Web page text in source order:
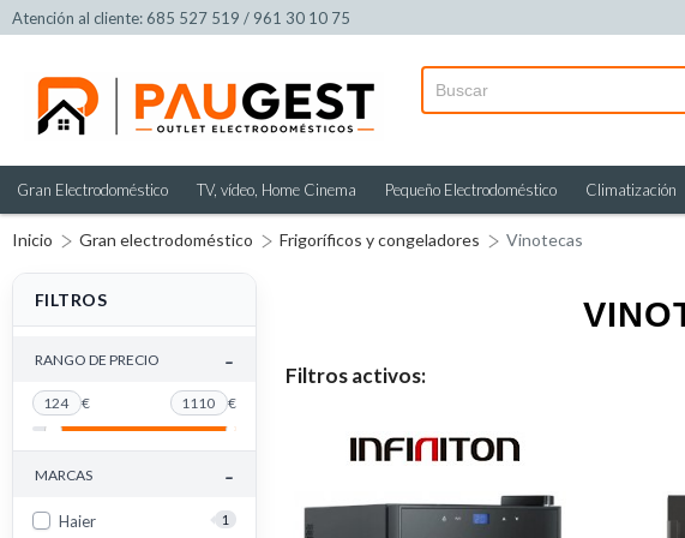
Atención al cliente: 685 527 519 / 961 30 10 75
Gran Electrodoméstico TV, vídeo, Home Cinema Pequeño Electrodoméstico Climatización
Inicio Gran electrodoméstico Frigoríficos y congeladores Vinotecas
FILTROS
RANGO DE PRECIO -
124 € 1110 €
MARCAS -
Haier 1
Filtros activos: